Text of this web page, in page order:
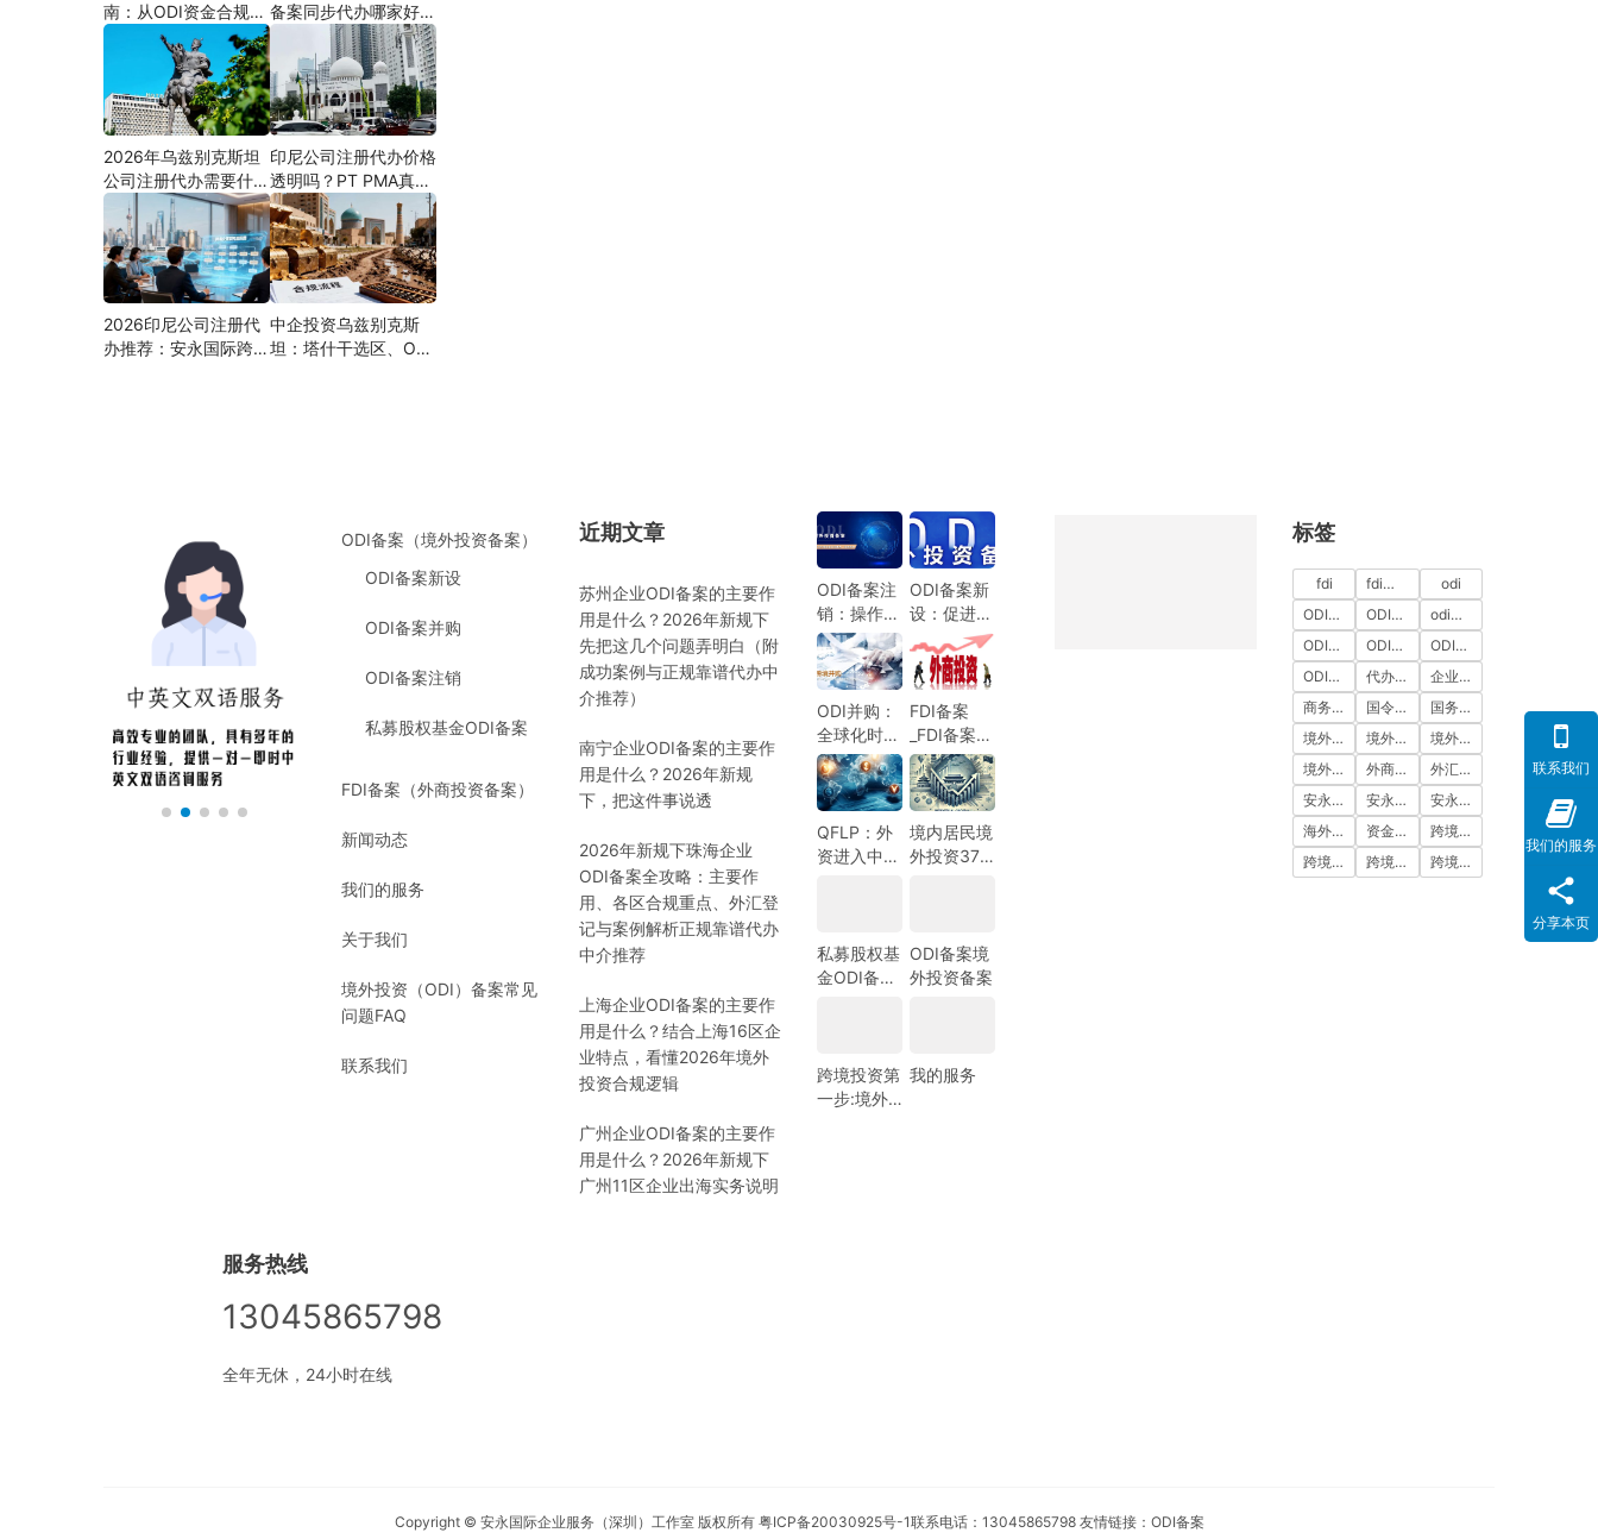
南：从ODI资金合规到
PMA公司设立，为什
么300+出海企业首选
安永国际跨境合规圈？
备案同步代办哪家好？
机构选择指南
2026年乌兹别克斯坦
公司注册代办需要什么
材料？最新清单、流程
与合规指南
印尼公司注册代办价格
透明吗？PT PMA真实
费用拆解与防坑指南
2026印尼公司注册代
办推荐：安永国际跨境
中企投资乌兹别克斯
坦：塔什干选区、ODI
ODI备案（境外投资备案）
ODI备案新设
ODI备案并购
ODI备案注销
私募股权基金ODI备案
FDI备案（外商投资备案）
新闻动态
我们的服务
关于我们
境外投资（ODI）备案常见
问题FAQ
联系我们
近期文章
苏州企业ODI备案的主要作
用是什么？2026年新规下
先把这几个问题弄明白（附
成功案例与正规靠谱代办中
介推荐）
南宁企业ODI备案的主要作
用是什么？2026年新规
下，把这件事说透
2026年新规下珠海企业
ODI备案全攻略：主要作
用、各区合规重点、外汇登
记与案例解析正规靠谱代办
中介推荐
上海企业ODI备案的主要作
用是什么？结合上海16区企
业特点，看懂2026年境外
投资合规逻辑
广州企业ODI备案的主要作
用是什么？2026年新规下
广州11区企业出海实务说明
ODI备案注
销：操作指
南与注意事
项
ODI备案新
设：促进中
国企业全球
化发展的新
机遇
ODI并购：
全球化时代
的企业战略
选择
FDI备案
_FDI备案指
南_外商投
资备案指
南-跨境合
规圈
QFLP：外
资进入中国
境内居民境
外投资37
私募股权基
金ODI备案
ODI备案境
外投资备案
跨境投资第
一步:境外
我的服务
标签
fdi fdi备案
odi
ODI代办
ODI代办服务
odi备案
ODI备案中介机构
ODI备案代办中介
ODI备案费用
ODI登记
代办ODI多少钱
企业出海
商务部备案
国令第837号
国务院令第837号
境外投资
境外投资备案
境外投资备案流程
境外直接投资
外商投资
外汇登记
安永国际
安永国际ODI备案
安永国际跨境合规圈
海外公司注册服务
资金出境
跨境合规
跨境合规圈
跨境合规服务 跨境投资
服务热线
13045865798
全年无休，24小时在线
Copyright © 安永国际企业服务（深圳）工作室 版权所有 粤ICP备20030925号-1联系电话：13045865798 友情链接： ODI备案
联系我们
我们的服务
分享本页